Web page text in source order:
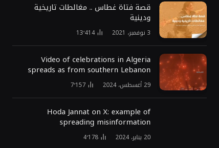
قصة فتاة غطاس .. مغالطات تاريخية
ودينية
3 نوفمبر، 2021 13٬414
Video of celebrations in Algeria
spreads as from southern Lebanon
29 أغسطس، 2024 7٬157
Hoda Jannat on X: example of
spreading misinformation
20 يناير، 2024 4٬178